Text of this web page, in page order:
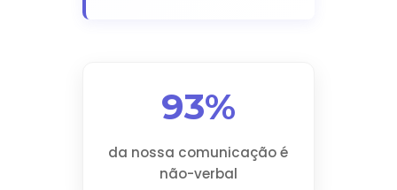
93%
da nossa comunicação é
não-verbal